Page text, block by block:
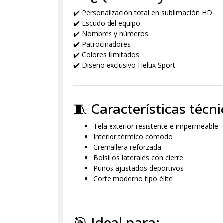
✔️ Personalización total en sublimación HD
✔️ Escudo del equipo
✔️ Nombres y números
✔️ Patrocinadores
✔️ Colores ilimitados
✔️ Diseño exclusivo Helux Sport
🧵 Características
Tela exterior resistente e impermeable
Interior térmico cómodo
Cremallera reforzada
Bolsillos laterales con cierre
Puños ajustados deportivos
Corte moderno tipo élite